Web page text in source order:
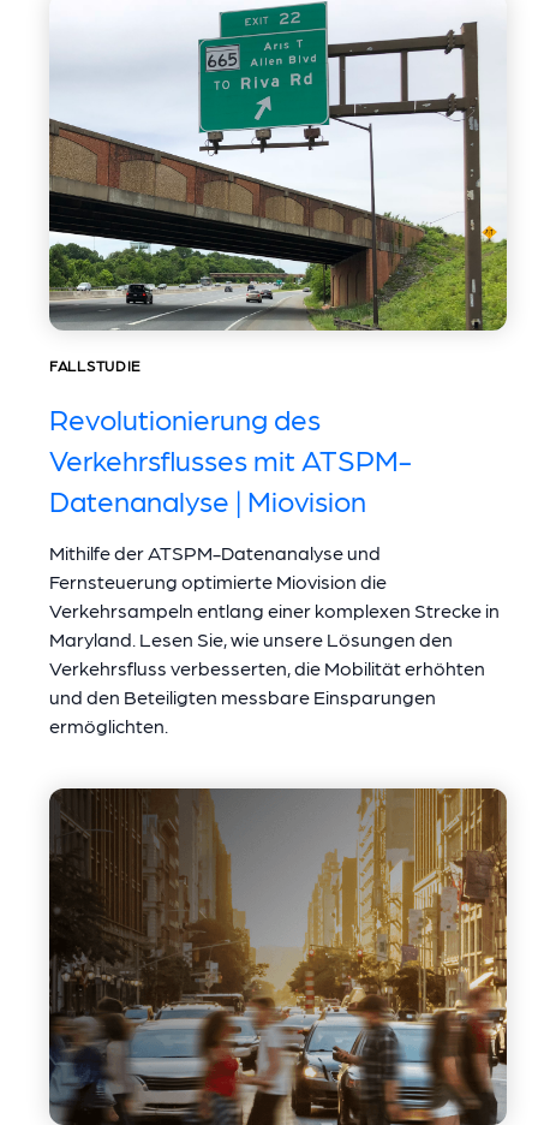
FALLSTUDIE
Revolutionierung des
Verkehrsflusses mit ATSPM-
Datenanalyse | Miovision
Mithilfe der ATSPM-Datenanalyse und
Fernsteuerung optimierte Miovision die
Verkehrsampeln entlang einer komplexen Strecke in
Maryland. Lesen Sie, wie unsere Lösungen den
Verkehrsfluss verbesserten, die Mobilität erhöhten
und den Beteiligten messbare Einsparungen
ermöglichten.